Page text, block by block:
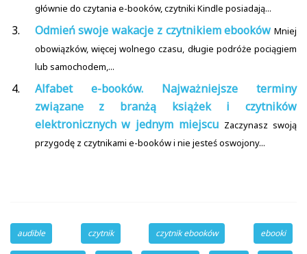
głównie do czytania e-booków, czytniki Kindle posiadają...
Odmień swoje wakacje z czytnikiem ebooków Mniej
obowiązków, więcej wolnego czasu, długie podróże pociągiem
lub samochodem,...
Alfabet e-booków. Najważniejsze terminy
związane z branżą książek i czytników
elektronicznych w jednym miejscu Zaczynasz swoją
przygodę z czytnikami e-booków i nie jesteś oswojony...
audible czytnik czytnik ebooków ebooki